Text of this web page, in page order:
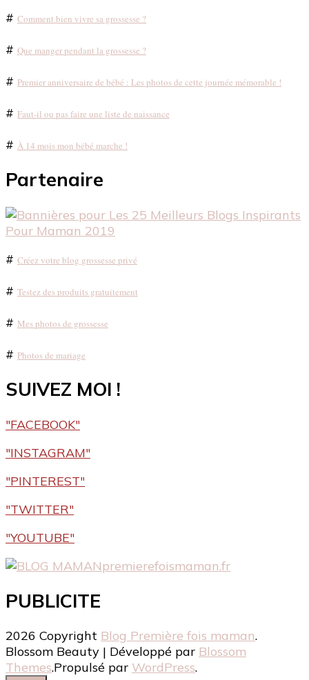
# Comment bien vivre sa grossesse ?
# Que manger pendant la grossesse ?
# Premier anniversaire de bébé : Les photos de cette journée mémorable !
# Faut-il ou pas faire une liste de naissance
# À 14 mois mon bébé marche !
Partenaire
# Créez votre blog grossesse privé
# Testez des produits gratuitement
# Mes photos de grossesse
# Photos de mariage
SUIVEZ MOI !
"FACEBOOK"
"INSTAGRAM"
"PINTEREST"
"TWITTER"
"YOUTUBE"
premierefoismaman.fr
PUBLICITE
2026 Copyright Blog Première fois maman.
Blossom Beauty | Développé par Blossom
Themes.Propulsé par WordPress.